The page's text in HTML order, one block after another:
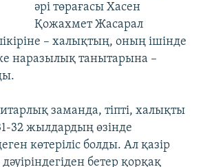
әрі төрағасы Хасен
Қожахмет Жасарал
– халықтың, оның ішінде
наразылық танытарына –
заманда, тіпті, халықты
32 жылдардың өзінде
көтеріліс болды. Ал қазір
бетер қорқақ